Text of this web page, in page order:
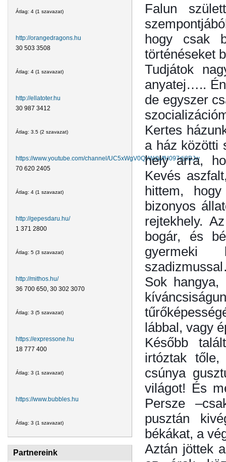
Átlag: 4 (1 szavazat)
http://orangedragons.hu
30 503 3508
Átlag: 4 (1 szavazat)
http://ellatoter.hu
30 987 3412
Átlag: 3.5 (2 szavazat)
https://www.youtube.com/channel/UC5xWgV0QyWdWfH097dj8BJw
70 620 2405
Átlag: 4 (1 szavazat)
http://gepesdaru.hu/
1 371 2800
Átlag: 5 (3 szavazat)
http://mithos.hu/
36 700 650, 30 302 3070
Átlag: 3 (5 szavazat)
https://expressone.hu
18 777 400
Átlag: 3 (1 szavazat)
https://www.bubbles.hu
Átlag: 3 (1 szavazat)
Partnereink
Falun
hogy csak
történéseket
Tudjátok
anyatej…..
de egyszer
Kertes
a ház közötti
hely arra,
Kevés
hittem,
bizonyos
rejtekhely.
bogár, és
gyermeki
Sok
lábbal, vagy
Később
irtóztak
csúnya
világot! És
Persze
pusztán
békákat, a
Aztán jöttek